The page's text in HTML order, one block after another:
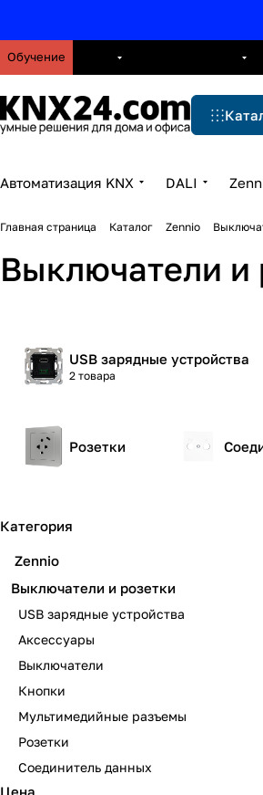
Обучение
Автоматизация KNX DALI
Главная страница Каталог Zennio
Выключатели и
USB зарядные устройства
2 товара
Розетки
Категория
Zennio
Выключатели и розетки
USB зарядные устройства
Аксессуары
Выключатели
Кнопки
Мультимедийные разъемы
Розетки
Соединитель данных
Цена